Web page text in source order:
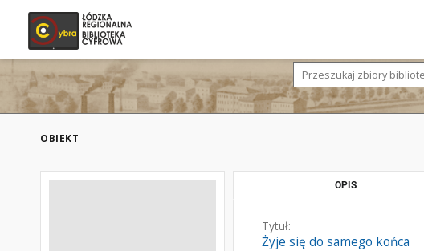
OBIEKT
OPIS
Tytuł:
Żyje się do samego końca